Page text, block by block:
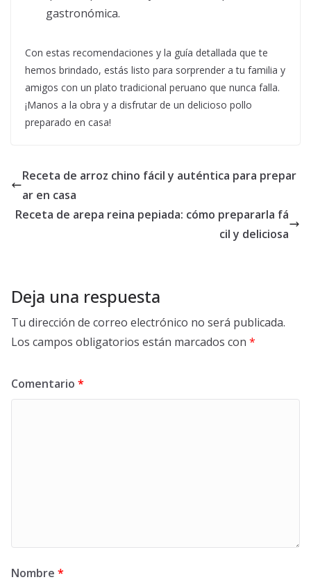
gastronómica.
Con estas recomendaciones y la guía detallada que te
hemos brindado, estás listo para sorprender a tu familia y
amigos con un plato tradicional peruano que nunca falla.
¡Manos a la obra y a disfrutar de un delicioso pollo
preparado en casa!
Receta de arroz chino fácil y auténtica para prepar
ar en casa
Receta de arepa reina pepiada: cómo prepararla fá
cil y deliciosa
Deja una respuesta
Tu dirección de correo electrónico no será publicada.
Los campos obligatorios están marcados con *
Comentario *
Nombre *